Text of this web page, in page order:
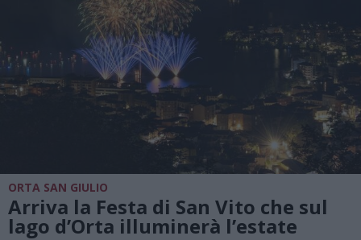
ORTA SAN GIULIO
Arriva la Festa di San Vito che sul
lago d’Orta illuminerà l’estate